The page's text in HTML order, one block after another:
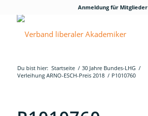
Anmeldung für Mitglieder
Du bist hier: Startseite / 30 Jahre Bundes-LHG /
Verleihung ARNO-ESCH-Preis 2018 / P1010760